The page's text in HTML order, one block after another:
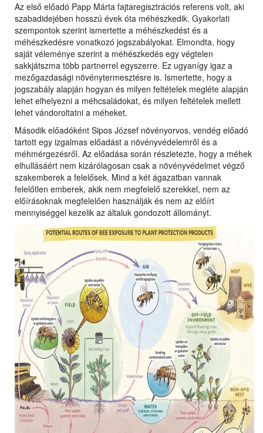
Az első előadó Papp Márta fajtaregisztrációs referens volt, aki
szabadidejében hosszú évek óta méhészkedik. Gyakorlati
szempontok szerint ismertette a méhészkedést és a
méhészkedésre vonatkozó jogszabályokat. Elmondta, hogy
saját véleménye szerint a méhészkedés egy végtelen
sakkjátszma több partnerrel egyszerre. Ez ugyanígy igaz a
mezőgazdasági növénytermesztésre is. Ismertette, hogy a
jogszabály alapján hogyan és milyen feltételek megléte alapján
lehet elhelyezni a méhcsaládokat, és milyen feltételek mellett
lehet vándoroltatni a méheket.
Második előadóként Sipos József növényorvos, vendég előadó
tartott egy izgalmas előadást a növényvédelemről és a
méhmérgezésről. Az előadása során részletezte, hogy a méhek
elhullásáért nem kizárólagosan csak a növényvédelmet végző
szakemberek a felelősek. Mind a két ágazatban vannak
felelőtlen emberek, akik nem megfelelő szerekkel, nem az
előírásoknak megfelelően használják és nem az előírt
mennyiséggel kezelik az általuk gondozott állományt.